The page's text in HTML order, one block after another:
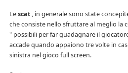
Lescat , in generale sono state
che consiste nello sfruttare al meglio la
" possibili per far guadagnare il
accade quando appaiono tre volte in
sinistra nel gioco full screen.